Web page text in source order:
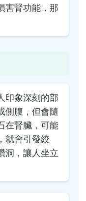
害腎功能，那
印象深刻的部
側腹，但會隨
在腎臟，可能
就會引發絞
洞，讓人坐立